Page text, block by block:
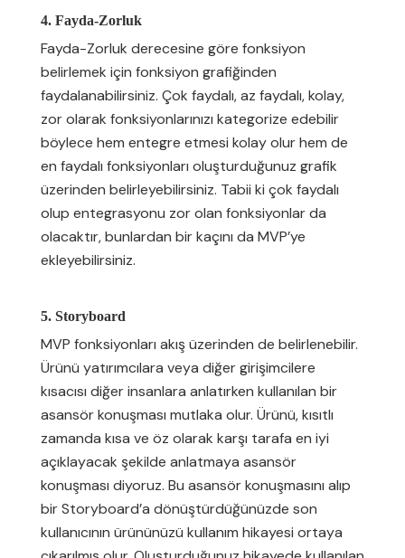
4. Fayda-Zorluk
Fayda-Zorluk derecesine göre fonksiyon
belirlemek için fonksiyon grafiğinden
faydalanabilirsiniz. Çok faydalı, az faydalı, kolay,
zor olarak fonksiyonlarınızı kategorize edebilir
böylece hem entegre etmesi kolay olur hem de
en faydalı fonksiyonları oluşturduğunuz grafik
üzerinden belirleyebilirsiniz. Tabii ki çok faydalı
olup entegrasyonu zor olan fonksiyonlar da
olacaktır, bunlardan bir kaçını da MVP’ye
ekleyebilirsiniz.
5. Storyboard
MVP fonksiyonları akış üzerinden de belirlenebilir.
Ürünü yatırımcılara veya diğer girişimcilere
kısacısı diğer insanlara anlatırken kullanılan bir
asansör konuşması mutlaka olur. Ürünü, kısıtlı
zamanda kısa ve öz olarak karşı tarafa en iyi
açıklayacak şekilde anlatmaya asansör
konuşması diyoruz. Bu asansör konuşmasını alıp
bir Storyboard’a dönüştürdüğünüzde son
kullanıcının ürününüzü kullanım hikayesi ortaya